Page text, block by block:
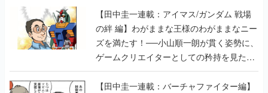
【田中圭一連載：アイマス/ガンダム 戦場
の絆 編】わがままな王様のわがままなニー
ズを満たす！──小山順一朗が貫く姿勢に、
ゲームクリエイターとしての矜持を見た
【若ゲのいたり最終回】
【田中圭一連載：バーチャファイター編】